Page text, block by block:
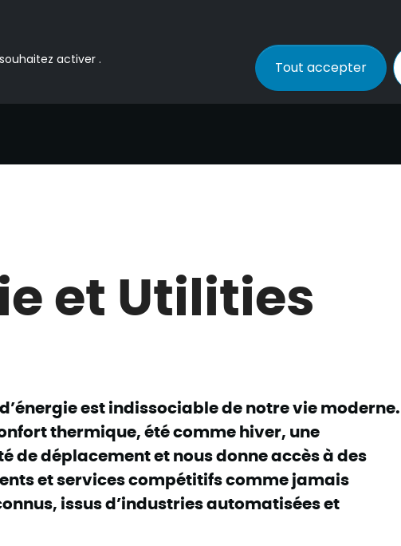
activer .
Tout accepter
et Utilities
est indissociable de notre vie moderne.
thermique, été comme hiver, une
de déplacement et nous donne accès à des
et services compétitifs comme jamais
issus d’industries automatisées et